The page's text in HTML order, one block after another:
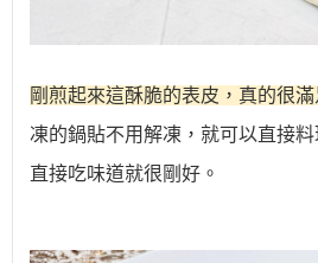
剛煎起來這酥脆的表皮，真的很
凍的鍋貼不用解凍，就可以直接料
直接吃味道就很剛好。